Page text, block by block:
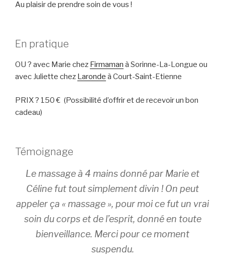
Au plaisir de prendre soin de vous !
En pratique
OU ? avec Marie chez Firmaman à Sorinne-La-Longue ou
avec Juliette chez Laronde à Court-Saint-Etienne
PRIX ? 150 € (Possibilité d’offrir et de recevoir un bon
cadeau)
Témoignage
Le massage à 4 mains donné par Marie et
Céline fut tout simplement divin ! On peut
appeler ça « massage », pour moi ce fut un vrai
soin du corps et de l’esprit, donné en toute
bienveillance. Merci pour ce moment
suspendu.